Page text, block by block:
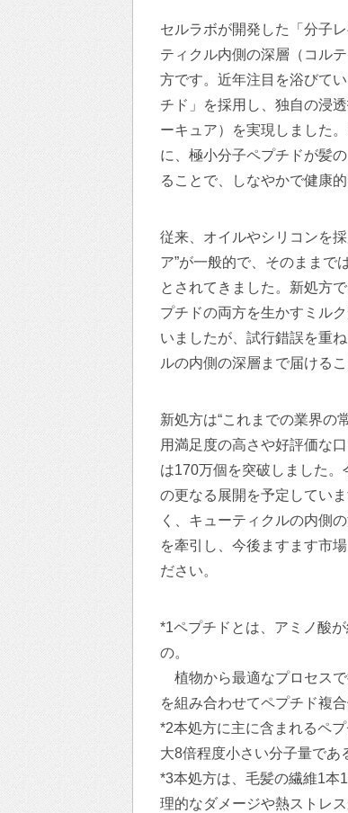
セルラボが開発した「分子
ティクル内側の深層（コル
方です。近年注目を浴びて
チド」を採用し、独自の浸
ーキュア）を実現しました
に、極小分子ペプチドが髪
ることで、しなやかで健康
従来、オイルやシリコンを
ア”が一般的で、そのままで
とされてきました。新処方
プチドの両方を生かすミル
いましたが、試行錯誤を重
ルの内側の深層まで届ける
新処方は“これまでの業界の
用満足度の高さや好評価な
は170万個を突破しました
の更なる展開を予定してい
く、キューティクルの内側
を牽引し、今後ますます市
ださい。
*1ペプチドとは、アミノ酸
の。
植物から最適なプロセス
を組み合わせてペプチド複合
*2本処方に主に含まれるペ
大8倍程度小さい分子量であ
*3本処方は、毛髪の繊維1本
理的なダメージや熱ストレ